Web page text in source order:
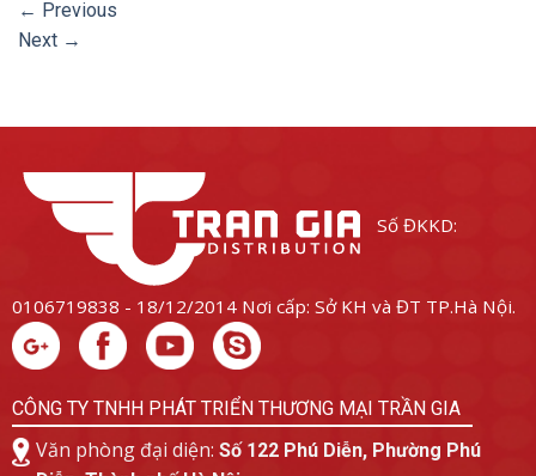
← Previous
Next →
Số ĐKKD:
0106719838 - 18/12/2014 Nơi cấp: Sở KH và ĐT TP.Hà Nội.
CÔNG TY TNHH PHÁT TRIỂN THƯƠNG MẠI TRẦN GIA
Văn phòng đại diện: Số 122 Phú Diễn, Phường Phú